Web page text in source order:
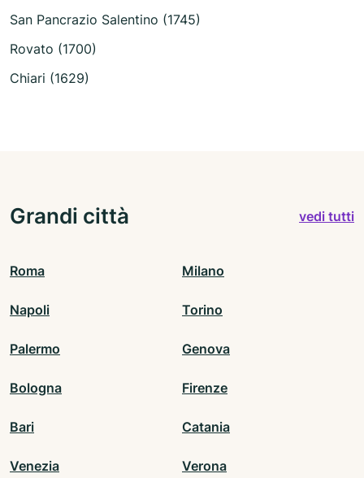
San Pancrazio Salentino (1745)
Rovato (1700)
Chiari (1629)
Grandi città vedi tutti
Roma Milano
Napoli Torino
Palermo Genova
Bologna Firenze
Bari Catania
Venezia Verona